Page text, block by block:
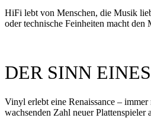
HiFi lebt von Menschen, die Musik
oder technische Feinheiten macht den
DER SINN
Vinyl erlebt eine Renaissance –
wachsenden Zahl neuer